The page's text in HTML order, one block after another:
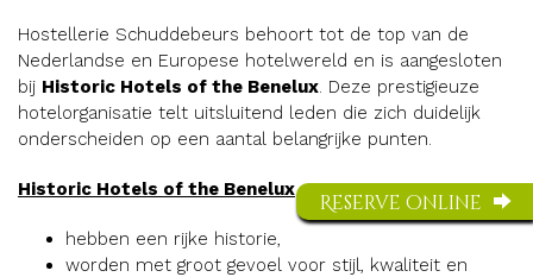
Reserve online
Hostellerie Schuddebeurs behoort tot de top van de
Nederlandse en Europese hotelwereld en is aangesloten
bij Historic Hotels of the Benelux . Deze prestigieuze
hotelorganisatie telt uitsluitend leden die zich duidelijk
onderscheiden op een aantal belangrijke punten.
Historic Hotels of the Benelux
hebben een rijke historie,
worden met groot gevoel voor stijl, kwaliteit en